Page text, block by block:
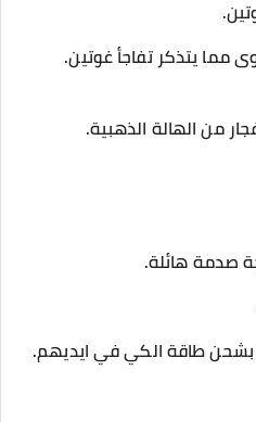
مما يتذكر تفاجأ غوتين.
من الهالة الذهبية.
صدمة هائلة.
بشحن طاقة الكي في ايديهم.